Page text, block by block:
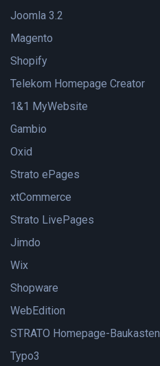
Joomla 3.2
Magento
Shopify
Telekom Homepage Creator
1&1 MyWebsite
Gambio
Oxid
Strato ePages
xtCommerce
Strato LivePages
Jimdo
Wix
Shopware
WebEdition
STRATO Homepage-Baukasten
Typo3